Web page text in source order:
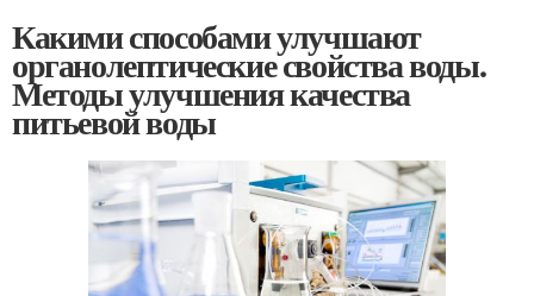
Какими способами улучшают
органолептические свойства воды.
Методы улучшения качества
питьевой воды